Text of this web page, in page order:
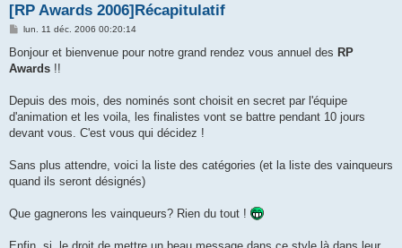
[RP Awards 2006]Récapitulatif
M
s
a
lun. 11 déc. 2006 00:20:14
Bonjour et bienvenue pour notre grand rendez vous annuel des RP
Awards !!
Depuis des mois, des nominés sont choisit en secret par l'équipe
d'animation et les voila, les finalistes vont se battre pendant 10 jours
devant vous. C'est vous qui décidez !
Sans plus attendre, voici la liste des catégories (et la liste des vainqueurs
quand ils seront désignés)
Que gagnerons les vainqueurs? Rien du tout !